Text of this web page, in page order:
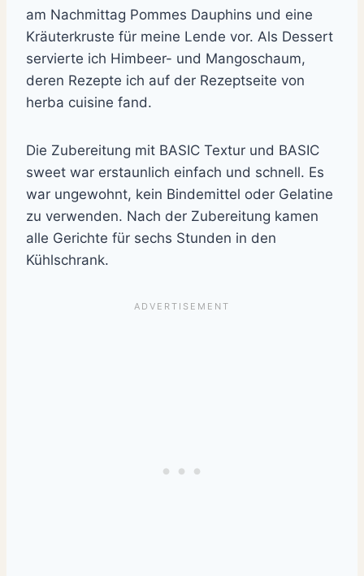
am Nachmittag Pommes Dauphins und eine
Kräuterkruste für meine Lende vor. Als Dessert
servierte ich Himbeer- und Mangoschaum,
deren Rezepte ich auf der Rezeptseite von
herba cuisine fand.
Die Zubereitung mit BASIC Textur und BASIC
sweet war erstaunlich einfach und schnell. Es
war ungewohnt, kein Bindemittel oder Gelatine
zu verwenden. Nach der Zubereitung kamen
alle Gerichte für sechs Stunden in den
Kühlschrank.